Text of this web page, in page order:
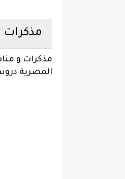
مذكرات
مذكرات و
المصرية